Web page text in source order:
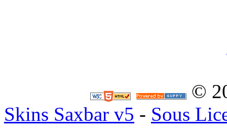
©
Skins Saxbar v5 - Sous